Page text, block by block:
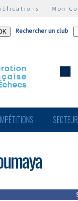
| Mon
Rechercher un club